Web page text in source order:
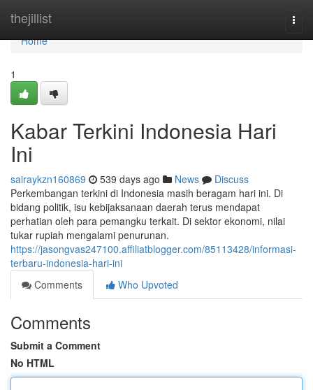
thejillist
Home
Home
1
Kabar Terkini Indonesia Hari
Ini
sairaykzn160869 539 days ago News
Discuss
Perkembangan terkini di Indonesia masih beragam hari ini. Di
bidang politik, isu kebijaksanaan daerah terus mendapat
perhatian oleh para pemangku terkait. Di sektor ekonomi, nilai
tukar rupiah mengalami penurunan.
https://jasongvas247100.affiliatblogger.com/85113428/informasi-
terbaru-indonesia-hari-ini
Comments
Who Upvoted
Comments
Submit a Comment
No HTML